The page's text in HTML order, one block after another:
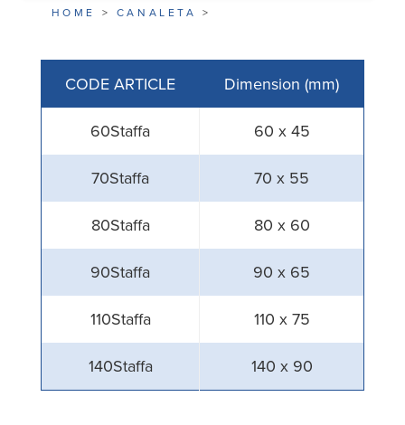
HOME > CANALETA >
CODE ARTICLE Dimension (mm)
60Staffa 60 x 45
70Staffa 70 x 55
80Staffa 80 x 60
90Staffa 90 x 65
110Staffa 110 x 75
140Staffa 140 x 90